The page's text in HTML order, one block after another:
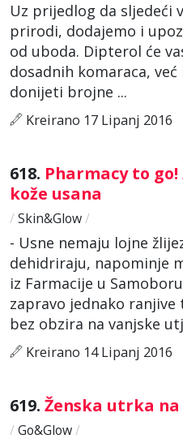
Uz prijedlog da sljedeći
prirodi, dodajemo i
od uboda. Dipterol će
dosadnih komaraca,
donijeti brojne ...
Kreirano 17 Lipanj 2016
618. Pharmacy to
kože usana
/ Skin&Glow/
- Usne nemaju lojne
dehidriraju, napominje
iz Farmacije u
zapravo jednako
bez obzira na vanjske
Kreirano 14 Lipanj 2016
619. Ženska utrka na
/ Go&Glow/